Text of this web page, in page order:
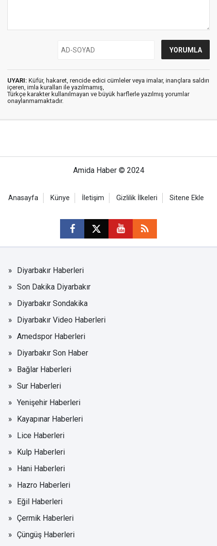
UYARI: Küfür, hakaret, rencide edici cümleler veya imalar, inançlara saldırı
içeren, imla kuralları ile yazılmamış,
Türkçe karakter kullanılmayan ve büyük harflerle yazılmış yorumlar
onaylanmamaktadır.
Amida Haber © 2024
Anasayfa Künye İletişim Gizlilik İlkeleri Sitene Ekle
Diyarbakır Haberleri
Son Dakika Diyarbakır
Diyarbakır Sondakika
Diyarbakır Video Haberleri
Amedspor Haberleri
Diyarbakır Son Haber
Bağlar Haberleri
Sur Haberleri
Yenişehir Haberleri
Kayapınar Haberleri
Lice Haberleri
Kulp Haberleri
Hani Haberleri
Hazro Haberleri
Eğil Haberleri
Çermik Haberleri
Çüngüş Haberleri